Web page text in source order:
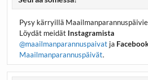
Pysy kärryillä
Löydät meidät Instagramista
@maailmanparannuspaivat ja
Maailmanparannuspäivät.